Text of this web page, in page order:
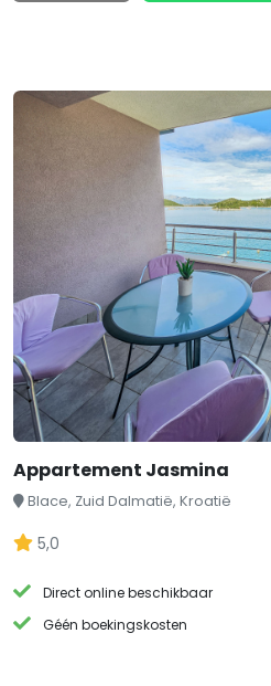
Appartement Jasmina
Blace, Zuid Dalmatië, Kroatië
5,0
Direct online beschikbaar
Géén boekingskosten